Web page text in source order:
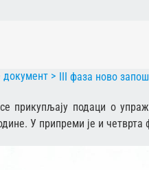
III фаза ново
прикупљају подаци о
. У припреми је и четврта